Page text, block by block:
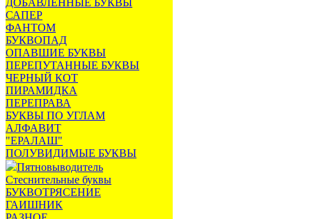
ДОБАВЛЕННЫЕ БУКВЫ
САПЕР
ФАНТОМ
БУКВОПАД
ОПАВШИЕ БУКВЫ
ПЕРЕПУТАННЫЕ БУКВЫ
ЧЕРНЫЙ КОТ
ПИРАМИДКА
ПЕРЕПРАВА
БУКВЫ ПО УГЛАМ
АЛФАВИТ
"ЕРАЛАШ"
ПОЛУВИДИМЫЕ БУКВЫ
Пятновыводитель
Стеснительные буквы
БУКВОТРЯСЕНИЕ
ГАИШНИК